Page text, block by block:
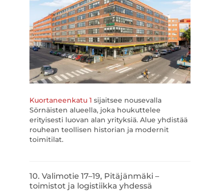
Kuortaneenkatu 1 sijaitsee nousevalla
Sörnäisten alueella, joka houkuttelee
erityisesti luovan alan yrityksiä. Alue yhdistää
rouhean teollisen historian ja modernit
toimitilat.
10. Valimotie 17–19, Pitäjänmäki –
toimistot ja logistiikka yhdessä